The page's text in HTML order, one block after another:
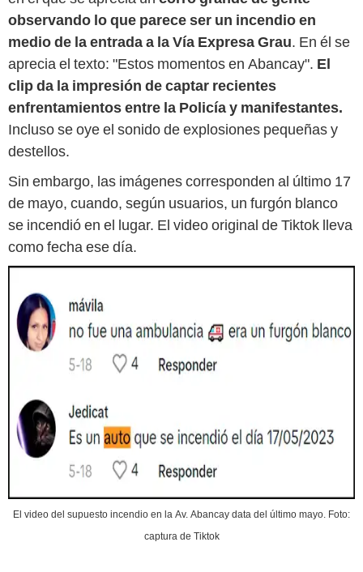
observando lo que parece ser un incendio en
medio de la entrada a la Vía Expresa Grau. En él se
aprecia el texto: "Estos momentos en Abancay". El
clip da la impresión de captar recientes
enfrentamientos entre la Policía y manifestantes.
Incluso se oye el sonido de explosiones pequeñas y
destellos.
Sin embargo, las imágenes corresponden al último 17
de mayo, cuando, según usuarios, un furgón blanco
se incendió en el lugar. El video original de Tiktok lleva
como fecha ese día.
El video del supuesto incendio en la Av. Abancay data del último mayo. Foto:
captura de Tiktok